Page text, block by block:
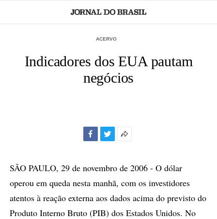
ACERVO
Indicadores dos EUA pautam
negócios
compartilhamento
SÃO PAULO, 29 de novembro de 2006 - O dólar
operou em queda nesta manhã, com os investidores
atentos à reação externa aos dados acima do previsto do
Produto Interno Bruto (PIB) dos Estados Unidos. No